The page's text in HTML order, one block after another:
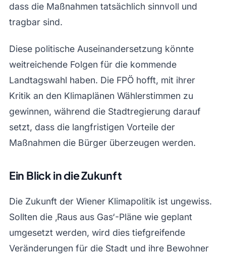
dass die Maßnahmen tatsächlich sinnvoll und
tragbar sind.
Diese politische Auseinandersetzung könnte
weitreichende Folgen für die kommende
Landtagswahl haben. Die FPÖ hofft, mit ihrer
Kritik an den Klimaplänen Wählerstimmen zu
gewinnen, während die Stadtregierung darauf
setzt, dass die langfristigen Vorteile der
Maßnahmen die Bürger überzeugen werden.
Ein Blick in die Zukunft
Die Zukunft der Wiener Klimapolitik ist ungewiss.
Sollten die ‚Raus aus Gas‘-Pläne wie geplant
umgesetzt werden, wird dies tiefgreifende
Veränderungen für die Stadt und ihre Bewohner